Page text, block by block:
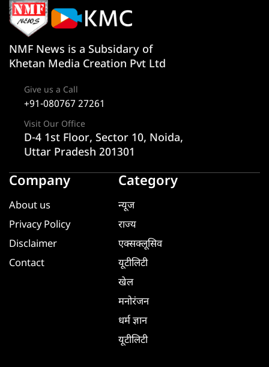
NMF News is a Subsidary of
Khetan Media Creation Pvt Ltd
Give us a Call
+91-080767 27261
Visit Our Office
D-4 1st Floor, Sector 10, Noida,
Uttar Pradesh 201301
Company
About us
Privacy Policy
Disclaimer
Contact
Category
न्यूज
राज्य
एक्सक्लूसिव
यूटीलिटी
खेल
मनोरंजन
धर्म ज्ञान
यूटीलिटी